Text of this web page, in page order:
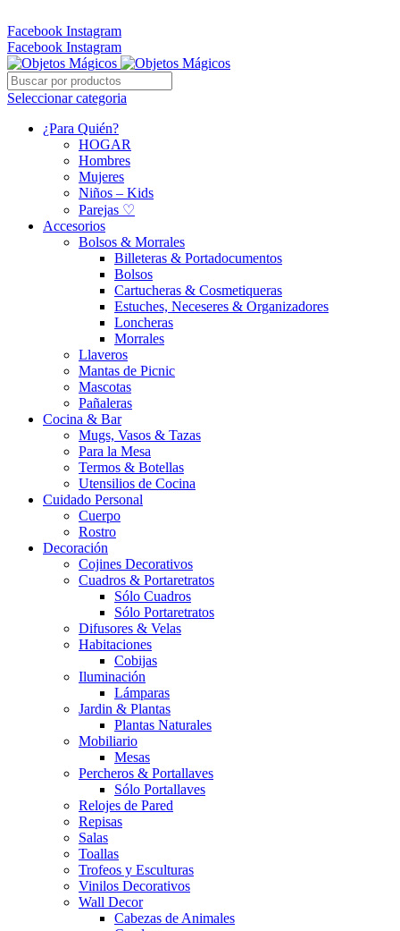
Facebook Instagram
Facebook Instagram
Seleccionar categoria
¿Para Quién?
HOGAR
Hombres
Mujeres
Niños – Kids
Parejas ♡
Accesorios
Bolsos & Morrales
Billeteras & Portadocumentos
Bolsos
Cartucheras & Cosmetiqueras
Estuches, Neceseres & Organizadores
Loncheras
Morrales
Llaveros
Mantas de Picnic
Mascotas
Pañaleras
Cocina & Bar
Mugs, Vasos & Tazas
Para la Mesa
Termos & Botellas
Utensilios de Cocina
Cuidado Personal
Cuerpo
Rostro
Decoración
Cojines Decorativos
Cuadros & Portaretratos
Sólo Cuadros
Sólo Portaretratos
Difusores & Velas
Habitaciones
Cobijas
Iluminación
Lámparas
Jardin & Plantas
Plantas Naturales
Mobiliario
Mesas
Percheros & Portallaves
Sólo Portallaves
Relojes de Pared
Repisas
Salas
Toallas
Trofeos y Esculturas
Vinilos Decorativos
Wall Decor
Cabezas de Animales